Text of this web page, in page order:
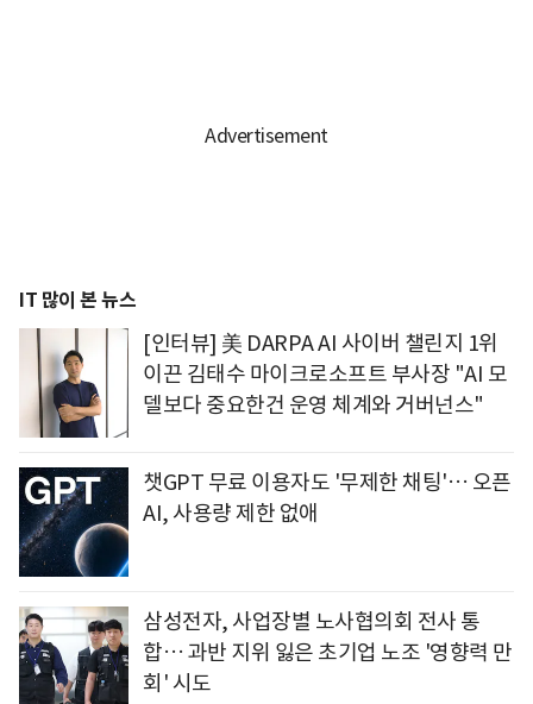
IT 많이 본 뉴스
[인터뷰] 美 DARPA AI 사이버 챌린지 1위
이끈 김태수 마이크로소프트 부사장 "AI 모
델보다 중요한건 운영 체계와 거버넌스"
챗GPT 무료 이용자도 '무제한 채팅'… 오픈
AI, 사용량 제한 없애
삼성전자, 사업장별 노사협의회 전사 통
합… 과반 지위 잃은 초기업 노조 '영향력 만
회' 시도